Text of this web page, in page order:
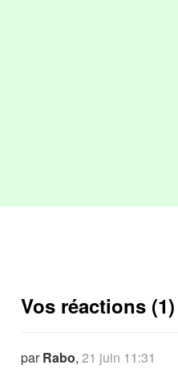
Vos réactions (1)
parRabo,21 juin 11:31